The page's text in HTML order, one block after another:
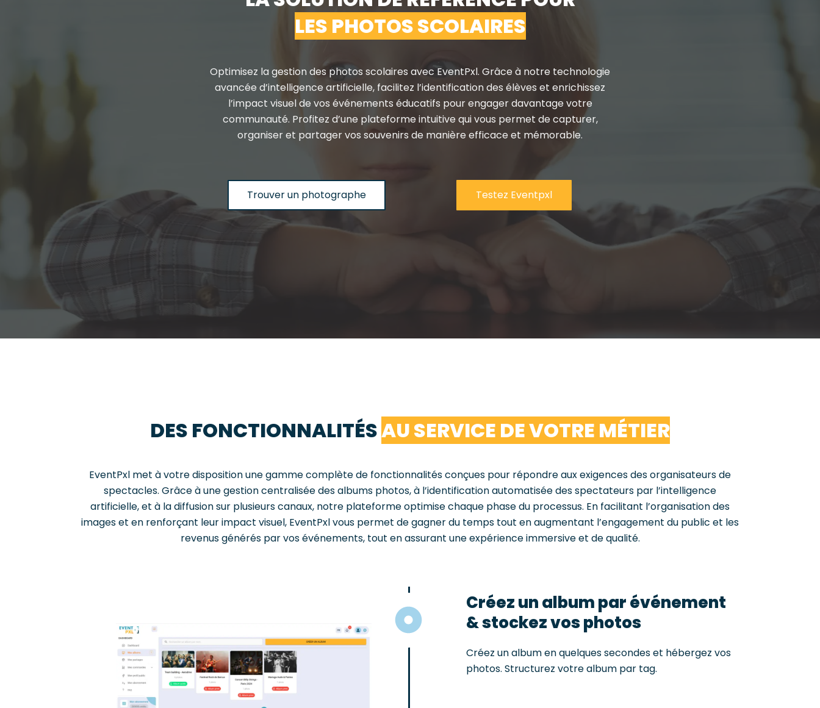
LES PHOTOS SCOLAIRES
Optimisez la gestion des photos scolaires avec EventPxl. Grâce à notre technologie
avancée d’intelligence artificielle, facilitez l’identification des élèves et enrichissez
l’impact visuel de vos événements éducatifs pour engager davantage votre
communauté. Profitez d’une plateforme intuitive qui vous permet de capturer,
organiser et partager vos souvenirs de manière efficace et mémorable.
Trouver un photographe Testez Eventpxl
DES FONCTIONNALITÉSAU SERVICE DE VOTRE MÉTIER
EventPxl met à votre disposition une gamme complète de fonctionnalités conçues pour répondre aux exigences des organisateurs de
spectacles. Grâce à une gestion centralisée des albums photos, à l’identification automatisée des spectateurs par l’intelligence
artificielle, et à la diffusion sur plusieurs canaux, notre plateforme optimise chaque phase du processus. En facilitant l’organisation des
images et en renforçant leur impact visuel, EventPxl vous permet de gagner du temps tout en augmentant l’engagement du public et les
revenus générés par vos événements, tout en assurant une expérience immersive et de qualité.
Créez un album par événement
& stockez vos photos
Créez un album en quelques secondes et hébergez vos
photos. Structurez votre album par tag.